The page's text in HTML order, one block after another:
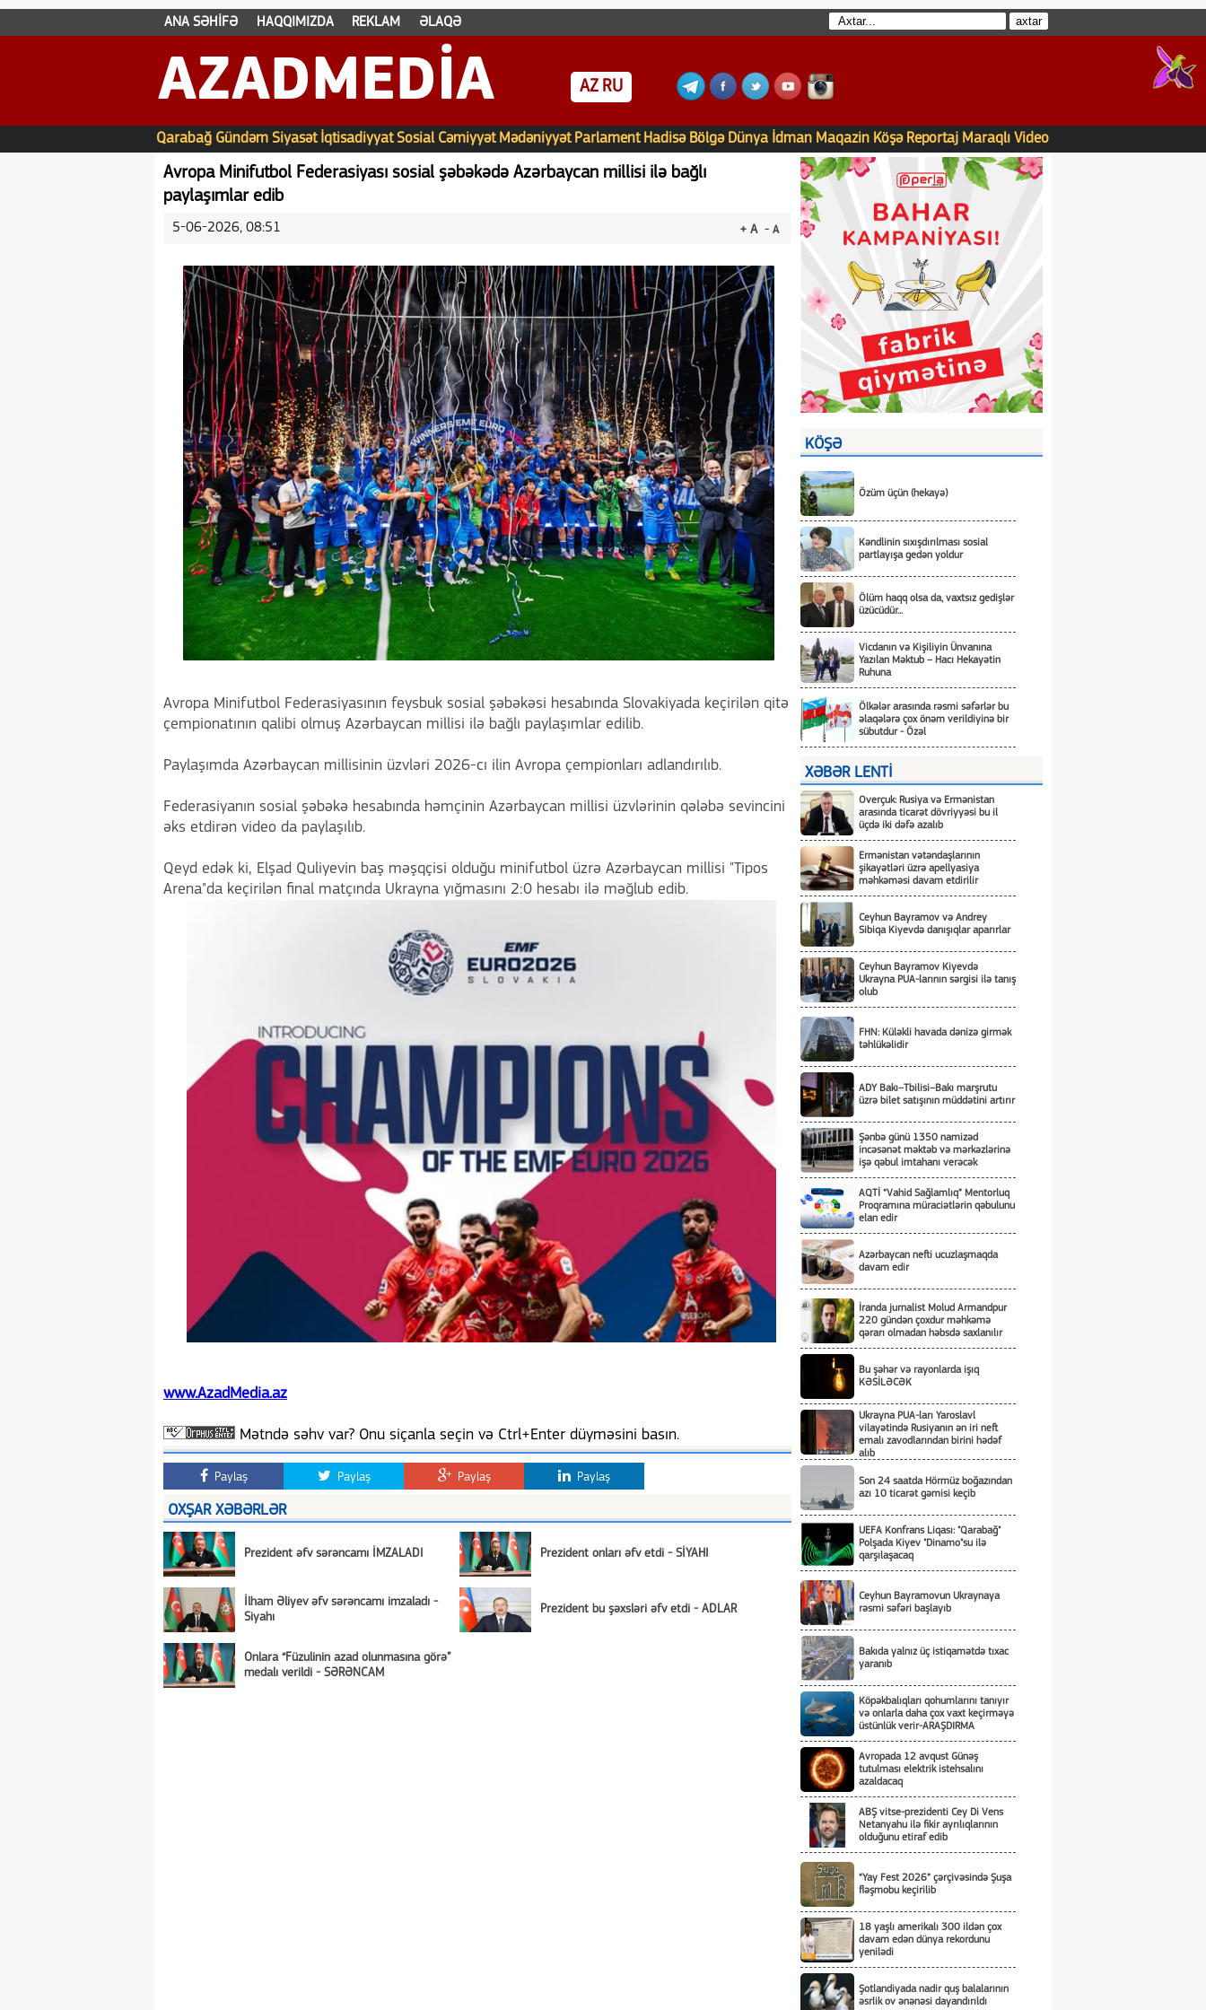
ANA SƏHİFƏ HAQQIMIZDA REKLAM ƏLAQƏ
AZADMEDIA AZ RU
Qarabağ Gündəm Siyasət İqtisadiyyat Sosial Cəmiyyət Mədəniyyət Parlament Hadisə Bölgə Dünya İdman Maqazin Köşə Reportaj Maraqlı Video
Avropa Minifutbol Federasiyası sosial şəbəkədə Azərbaycan millisi ilə bağlı
paylaşımlar edib
+ A - A
5-06-2026, 08:51
Avropa Minifutbol Federasiyasının feysbuk sosial şəbəkəsi hesabında Slovakiyada keçirilən qitə
çempionatının qalibi olmuş Azərbaycan millisi ilə bağlı paylaşımlar edilib.
Paylaşımda Azərbaycan millisinin üzvləri 2026-cı ilin Avropa çempionları adlandırılıb.
Federasiyanın sosial şəbəkə hesabında həmçinin Azərbaycan millisi üzvlərinin qələbə sevincini
əks etdirən video da paylaşılıb.
Qeyd edək ki, Elşad Quliyevin baş məşqçisi olduğu minifutbol üzrə Azərbaycan millisi "Tipos
Arena"da keçirilən final matçında Ukrayna yığmasını 2:0 hesabı ilə məğlub edib.
www.AzadMedia.az
Mətndə səhv var? Onu siçanla seçin və Ctrl+Enter düyməsini basın.
Paylaş Paylaş Paylaş Paylaş
OXŞAR XƏBƏRLƏR
Prezident əfv sərəncamı İMZALADI Prezident onları əfv etdi - SİYAHI
İlham Əliyev əfv sərəncamı imzaladı -
Siyahı
Prezident bu şəxsləri əfv etdi - ADLAR
Onlara “Füzulinin azad olunmasına görə”
medalı verildi - SƏRƏNCAM
KÖŞƏ
Özüm üçün (hekayə)
Kəndlinin sıxışdırılması sosial
partlayışa gedən yoldur
Ölüm haqq olsa da, vaxtsız gedişlər
üzücüdür...
Vicdanın və Kişiliyin Ünvanına
Yazılan Məktub – Hacı Hekayətin
Ruhuna
Ölkələr arasında rəsmi səfərlər bu
əlaqələrə çox önəm verildiyinə bir
sübutdur - Özəl
XƏBƏR LENTİ
Overçuk: Rusiya və Ermənistan
arasında ticarət dövriyyəsi bu il
üçdə iki dəfə azalıb
Ermənistan vətəndaşlarının
şikayətləri üzrə apellyasiya
məhkəməsi davam etdirilir
Ceyhun Bayramov və Andrey
Sibiqa Kiyevdə danışıqlar aparırlar
Ceyhun Bayramov Kiyevdə
Ukrayna PUA-larının sərgisi ilə tanış
olub
FHN: Küləkli havada dənizə girmək
təhlükəlidir
ADY Bakı–Tbilisi–Bakı marşrutu
üzrə bilet satışının müddətini artırır
Şənbə günü 1350 namizəd
incəsənət məktəb və mərkəzlərinə
işə qəbul imtahanı verəcək
AQTİ “Vahid Sağlamlıq” Mentorluq
Proqramına müraciətlərin qəbulunu
elan edir
Azərbaycan nefti ucuzlaşmaqda
davam edir
İranda jurnalist Molud Armandpur
220 gündən çoxdur məhkəmə
qərarı olmadan həbsdə saxlanılır
Bu şəhər və rayonlarda işıq
KƏSİLƏCƏK
Ukrayna PUA-ları Yaroslavl
vilayətində Rusiyanın ən iri neft
emalı zavodlarından birini hədəf
alıb
Son 24 saatda Hörmüz boğazından
azı 10 ticarət gəmisi keçib
UEFA Konfrans Liqası: "Qarabağ"
Polşada Kiyev "Dinamo"su ilə
qarşılaşacaq
Ceyhun Bayramovun Ukraynaya
rəsmi səfəri başlayıb
Bakıda yalnız üç istiqamətdə tıxac
yaranıb
Köpəkbalıqları qohumlarını tanıyır
və onlarla daha çox vaxt keçirməyə
üstünlük verir-ARAŞDIRMA
Avropada 12 avqust Günəş
tutulması elektrik istehsalını
azaldacaq
ABŞ vitse-prezidenti Cey Di Vens
Netanyahu ilə fikir ayrılıqlarının
olduğunu etiraf edib
“Yay Fest 2026” çərçivəsində Şuşa
fləşmobu keçirilib
18 yaşlı amerikalı 300 ildən çox
davam edən dünya rekordunu
yenilədi
Şotlandiyada nadir quş balalarının
əsrlik ov ənənəsi dayandırıldı